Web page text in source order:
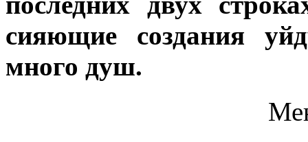
сияющие создания
много душ.